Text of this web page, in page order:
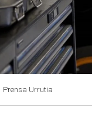
Prensa Urrutia